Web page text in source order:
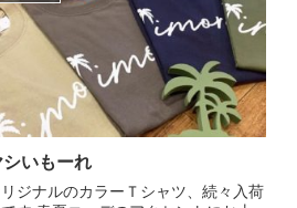
シいもーれ
ジナルのカラーＴシャツ、続々入荷